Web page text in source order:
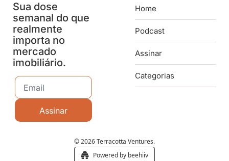
Sua dose
semanal do que
realmente
importa no
mercado
imobiliário.
Assinar
Home
Podcast
Assinar
Categorias
© 2026 Terracotta Ventures.
Powered by beehiiv